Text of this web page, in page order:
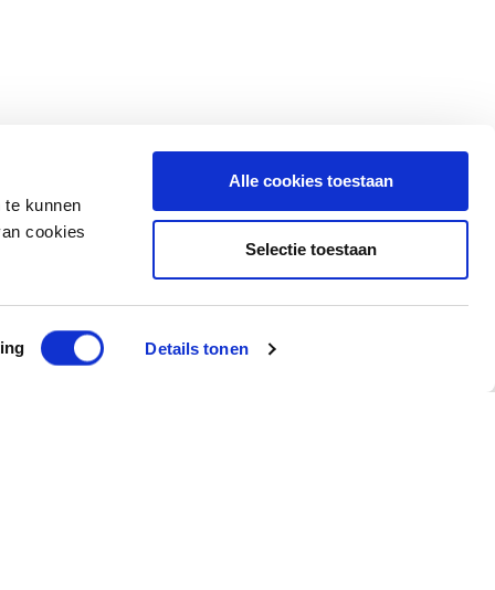
kunnen
cookies
Details tonen
Alle cookies toestaan
Selectie toestaan